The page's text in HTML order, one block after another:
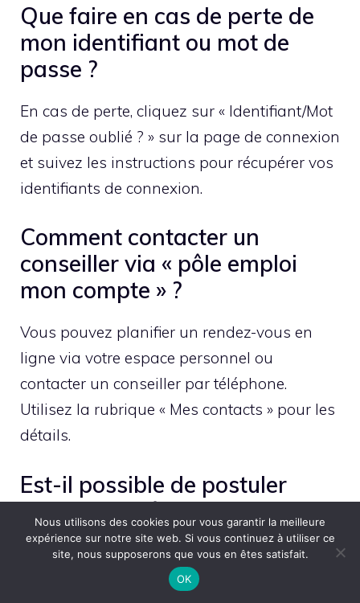
Que faire en cas de perte de
mon identifiant ou mot de
passe ?
En cas de perte, cliquez sur « Identifiant/Mot
de passe oublié ? » sur la page de connexion
et suivez les instructions pour récupérer vos
identifiants de connexion.
Comment contacter un
conseiller via « pôle emploi
mon compte » ?
Vous pouvez planifier un rendez-vous en
ligne via votre espace personnel ou
contacter un conseiller par téléphone.
Utilisez la rubrique « Mes contacts » pour les
détails.
Est-il possible de postuler
directement à des offres
d’emploi via « pôle emploi mon
compte » ?
Nous utilisons des cookies pour vous garantir la meilleure
expérience sur notre site web. Si vous continuez à utiliser ce
site, nous supposerons que vous en êtes satisfait.
OK